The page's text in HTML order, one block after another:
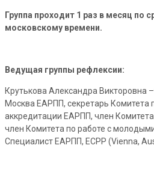
Группа проходит 1 раз в месяц по
московскому времени.
Ведущая группы рефлексии:
Крутькова Александра Викторовна
Москва ЕАРПП, секретарь Комитета
аккредитации ЕАРПП, член
член Комитета по работе с
Специалист ЕАРПП, ECPP (Vienna,